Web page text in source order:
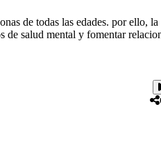
de todas las edades. por
salud mental y fomentar